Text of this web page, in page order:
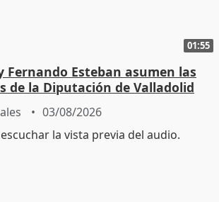
01:55
Fernando Esteban asumen las
de la Diputación de Valladolid
03/08/2026